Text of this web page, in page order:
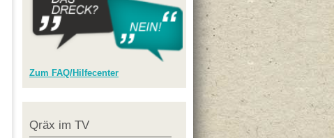
Zum FAQ/Hilfecenter
Qräx im TV